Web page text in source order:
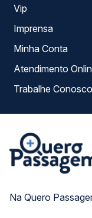
Na Quero
Vip
Imprensa
Minha Conta
Atendimento
Trabalhe Conosco